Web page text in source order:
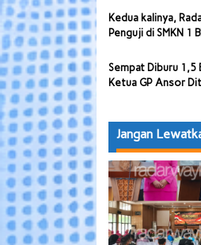
Kedua kalinya,
Penguji di SMKN 1
Sempat Diburu 1,5
Ketua GP Ansor
Jangan